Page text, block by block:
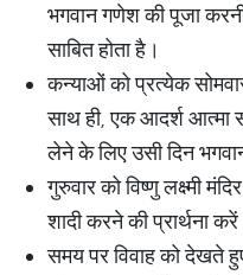
भगवान गणेश की पूजा
साबित होता है।
कन्याओं को प्रत्येक
साथ ही, एक आदर्श आत्मा
लेने के लिए उसी दिन
गुरुवार को विष्णु लक्ष्मी
शादी करने की प्रार्थना
समय पर विवाह को देखते